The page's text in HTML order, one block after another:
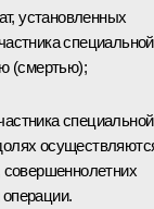
установленных
специальной
(смертью);
специальной
совершеннолетних